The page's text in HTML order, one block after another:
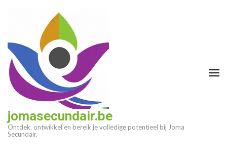
(druk
enter)
jomasecundair.be
Ontdek, ontwikkel en bereik je volledige potentieel bij Joma
Secundair.